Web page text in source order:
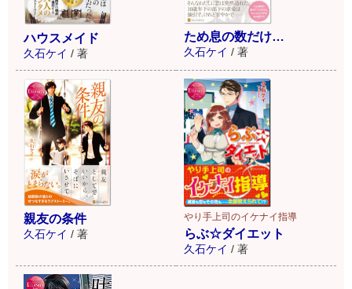
ハウスメイド
久石ケイ / 著
ため息の数だけ…
久石ケイ / 著
親友の条件
久石ケイ / 著
やり手上司のイケナイ指導
らぶ☆ダイエット
久石ケイ / 著